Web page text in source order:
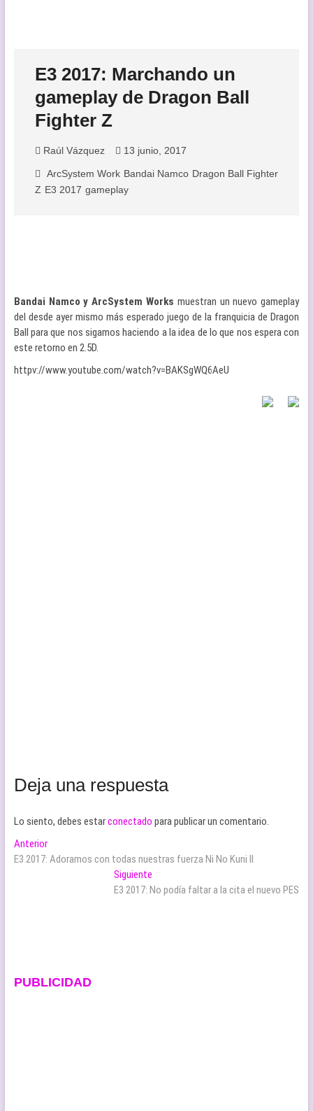
E3 2017: Marchando un
gameplay de Dragon Ball
Fighter Z
Raúl Vázquez 13 junio, 2017
ArcSystem Work Bandai Namco Dragon Ball Fighter
Z E3 2017 gameplay
Bandai Namco y ArcSystem Works muestran un nuevo gameplay
del desde ayer mismo más esperado juego de la franquicia de Dragon
Ball para que nos sigamos haciendo a la idea de lo que nos espera con
este retorno en 2.5D.
httpv://www.youtube.com/watch?v=BAKSgWQ6AeU
Deja una respuesta
Lo siento, debes estarconectado para publicar un comentario.
Navegación
de
AnteriorEntrada
anterior:
E3 2017: Adoramos con todas nuestras fuerza Ni No Kuni II
Siguiente
siguiente:
E3 2017: No podía faltar a la cita el nuevo PES
PUBLICIDAD